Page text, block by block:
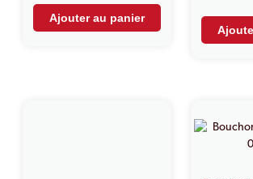
Ajouter au panier